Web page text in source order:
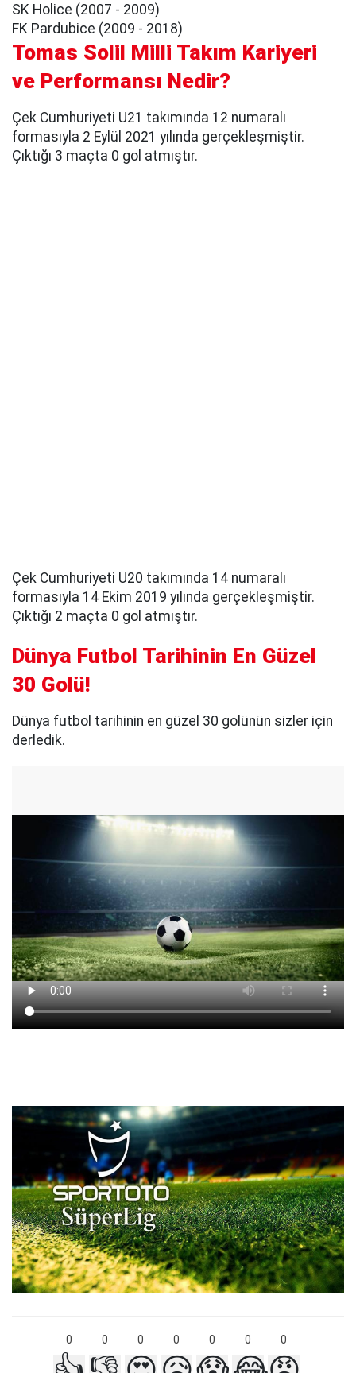
SK Holice (2007 - 2009)
FK Pardubice (2009 - 2018)
Tomas Solil Milli Takım Kariyeri
ve Performansı Nedir?
Çek Cumhuriyeti U21 takımında 12 numaralı
formasıyla 2 Eylül 2021 yılında gerçekleşmiştir.
Çıktığı 3 maçta 0 gol atmıştır.
Çek Cumhuriyeti U20 takımında 14 numaralı
formasıyla 14 Ekim 2019 yılında gerçekleşmiştir.
Çıktığı 2 maçta 0 gol atmıştır.
Dünya Futbol Tarihinin En Güzel
30 Golü!
Dünya futbol tarihinin en güzel 30 golünün sizler için
derledik.
0 0 0 0 0 0 0